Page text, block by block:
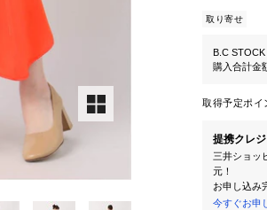
取り寄せ
B.C STOCK
購入合計金
取得予定ポイ
提携クレ
三井ショッ
元！
お申し込み
今すぐお申